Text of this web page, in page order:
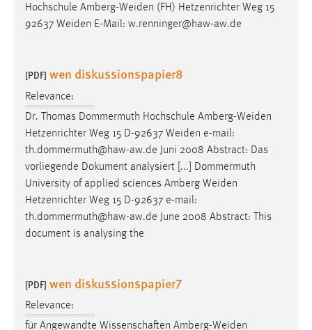
Hochschule Amberg-Weiden (FH) Hetzenrichter Weg 15
92637 Weiden E-Mail: w.renninger@haw-aw.de
[PDF] wen diskussionspapier8
Relevance:
Dr. Thomas Dommermuth Hochschule Amberg-Weiden
Hetzenrichter Weg 15 D-92637 Weiden e-mail:
th.dommermuth@haw-aw.de Juni 2008 Abstract: Das
vorliegende Dokument analysiert [...] Dommermuth
University of applied sciences Amberg Weiden
Hetzenrichter Weg 15 D-92637 e-mail:
th.dommermuth@haw-aw.de June 2008 Abstract: This
document is analysing the
[PDF] wen diskussionspapier7
Relevance:
für Angewandte Wissenschaften Amberg-Weiden